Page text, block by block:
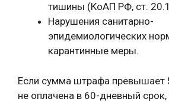
тишины (КоАП РФ, ст.
Нарушения санитарно-
эпидемиологических
карантинные меры.
Если сумма штрафа превышает
не оплачена в 60-дневный